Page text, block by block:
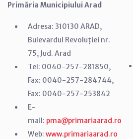
Primăria Municipiului Arad
Adresa: 310130 ARAD,
Bulevardul Revoluției nr.
75, Jud. Arad
Tel: 0040-257-281850,
Fax: 0040-257-284744,
Fax: 0040-257-253842
E-
mail: pma@primariaarad.ro
Web: www.primariaarad.ro